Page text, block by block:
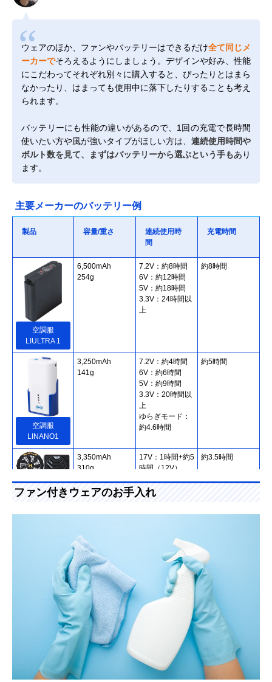
ウェアのほか、ファンやバッテリーはできるだけ全て同じメ
ーカーでそろえるようにしましょう。デザインや好み、性能
にこだわってそれぞれ別々に購入すると、ぴったりとはまら
なかったり、はまっても使用中に落下したりすることも考え
られます。
バッテリーにも性能の違いがあるので、1回の充電で長時間
使いたい方や風が強いタイプがほしい方は、 連続使用時間や
ボルト数を見て、まずはバッテリーから選ぶという手もあり
ます。
主要メーカーのバッテリー例
製品 容量/重さ
連続使用時
間
充電時間
空調服
LIULTRA 1
6,500mAh
254g
7.2V：約8時間
6V：約12時間
5V：約18時間
3.3V：24時間以
上
約8時間
空調服
LINANO1
3,250mAh
141g
7.2V：約4時間
6V：約6時間
5V：約9時間
3.3V：20時間以
上
ゆらぎモード：
約4.6時間
約5時間
バートル
3,350mAh
310g
17V：1時間+約5
時間（12V）
9V：約15時間
約3.5時間
記載未確認
約260g
15V：約3時間
13V：約4時間
10V：約7時間
8V：約15時間
約5時間
ワークマン
記載未確認
約130g
8V：約7時間
6V：約9時間
ファン付きウェアのお手入れ